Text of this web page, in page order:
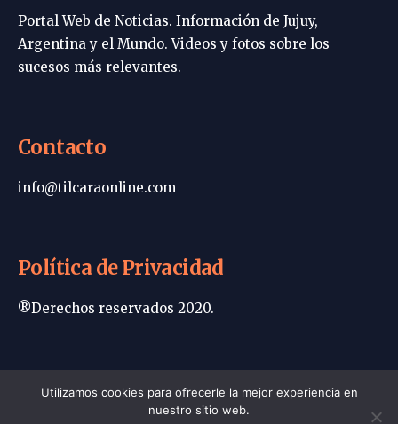
Portal Web de Noticias. Información de Jujuy,
Argentina y el Mundo. Videos y fotos sobre los
sucesos más relevantes.
Contacto
info@tilcaraonline.com
Política de Privacidad
®Derechos reservados 2020.
Portada | Tilcara Online
Política de privacidad
Contacto
Utilizamos cookies para ofrecerle la mejor experiencia en
nuestro sitio web.